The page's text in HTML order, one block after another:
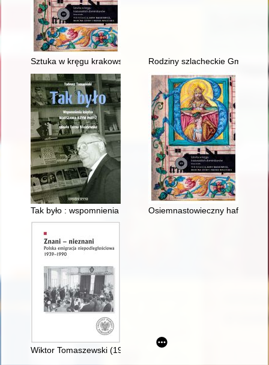
Sztuka w kręgu krakowskich dominikanów : dziesięć lat później
Rodziny szlacheckie Gminy
Tak było : wspomnienia księdza : Warszawa, Rzym, Paryż
Osiemnastowieczny
Wiktor Tomaszewski (1907-1995) : szkic do portretu